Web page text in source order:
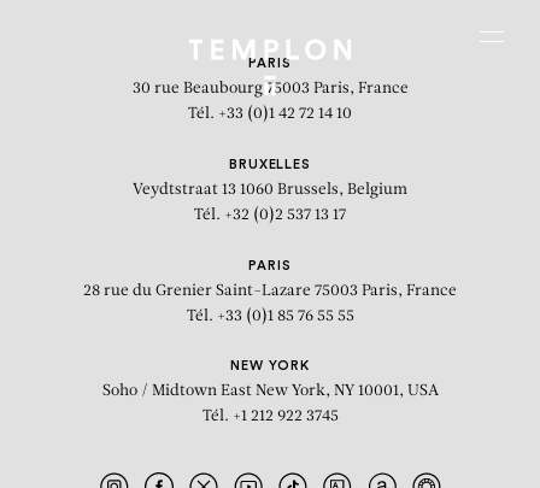
PARIS
30 rue Beaubourg 75003 Paris, France
Tél. +33 (0)1 42 72 14 10
BRUXELLES
Veydtstraat 13 1060 Brussels, Belgium
Tél. +32 (0)2 537 13 17
PARIS
28 rue du Grenier Saint-Lazare 75003 Paris, France
Tél. +33 (0)1 85 76 55 55
NEW YORK
Soho / Midtown East New York, NY 10001, USA
Tél. +1 212 922 3745